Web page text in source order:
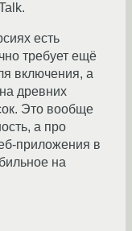
есть
требует ещё
включения, а
древних
Это вообще
а про
приложения в
на